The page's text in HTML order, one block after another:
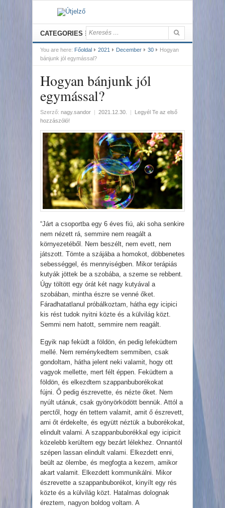
CATEGORIES
You are here: Főoldal 2021 December 30
Hogyan
bánjunk jól egymással?
Hogyan bánjunk jól
egymással?
Szerző: nagy.sandor | 2021.12.30. |
Legyél Te az első
hozzászóló!
“Járt a csoportba egy 6 éves fiú, aki soha senkire
nem nézett rá, semmire nem reagált a
környezetéből. Nem beszélt, nem evett, nem
játszott. Tömte a szájába a homokot, döbbenetes
sebességgel, és mennyiségben. Mikor terápiás
kutyák jöttek be a szobába, a szeme se rebbent.
Úgy töltött egy órát két nagy kutyával a
szobában, mintha észre se venné őket.
Fáradhatatlanul próbálkoztam, hátha egy icipici
kis rést tudok nyitni közte és a külvilág közt.
Semmi nem hatott, semmire nem reagált.
Egyik nap feküdt a földön, én pedig lefeküdtem
mellé. Nem reménykedtem semmiben, csak
gondoltam, hátha jelent neki valamit, hogy ott
vagyok mellette, mert félt éppen. Feküdtem a
földön, és elkezdtem szappanbuborékokat
fújni. Ő pedig észrevette, és nézte őket. Nem
nyúlt utánuk, csak gyönyörködött bennük. Attól a
perctől, hogy én tettem valamit, amit ő észrevett,
ami őt érdekelte, és együtt néztük a buborékokat,
elindult valami. A szappanbuborékkal egy icipicit
közelebb kerültem egy bezárt lélekhez. Onnantól
szépen lassan elindult valami. Elkezdett enni,
beült az ölembe, és megfogta a kezem, amikor
akart valamit. Elkezdett kommunikálni. Mikor
észrevette a szappanbuborékot, kinyílt egy rés
közte és a külvilág közt. Hatalmas dolognak
éreztem, nagyon boldog voltam. A